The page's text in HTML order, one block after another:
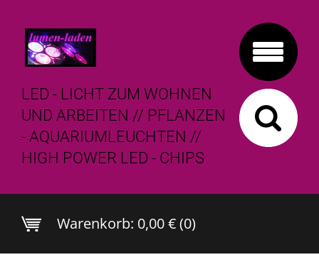
LED - LICHT ZUM WOHNEN
UND ARBEITEN // PFLANZEN
- AQUARIUMLEUCHTEN //
HIGH POWER LED - CHIPS
Warenkorb: 0,00 € (0)